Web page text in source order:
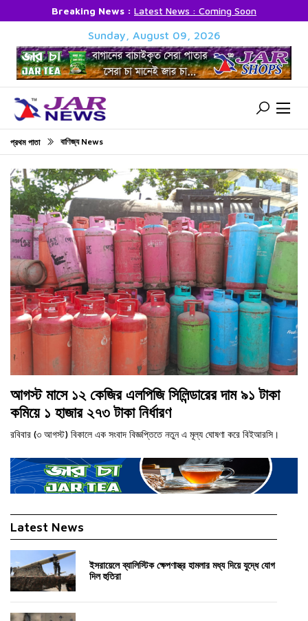
Breaking News : Latest News : Coming Soon
Sunday, August 09, 2026
প্রথম পাতা বাণিজ্য News
আগস্ট মাসে ১২ কেজির এলপিজি সিলিন্ডারের দাম ৯১ টাকা
কমিয়ে ১ হাজার ২৭৩ টাকা নির্ধারণ
রবিবার (৩ আগস্ট) বিকালে এক সংবাদ বিজ্ঞপ্তিতে নতুন এ মূল্য ঘোষণা করে বিইআরসি।
Latest News
ইসরায়েলে ব্যালিস্টিক ক্ষেপণাস্ত্র হামলার মধ্য দিয়ে যুদ্ধে যোগ
দিল হুতিরা